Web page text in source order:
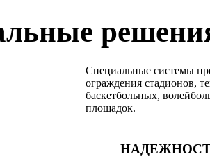
Специальные системы
ограждения стадионов,
баскетбольных,
площадок.